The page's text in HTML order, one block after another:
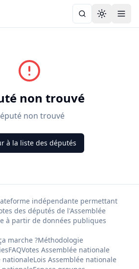
Toggle
non trouvé
non trouvé
à la liste des députés
indépendante permettant
des députés de l'Assemblée
à partir de données publiques
marche ?Méthodologie
FAQVotes Assemblée nationale
nationaleLois Assemblée nationale